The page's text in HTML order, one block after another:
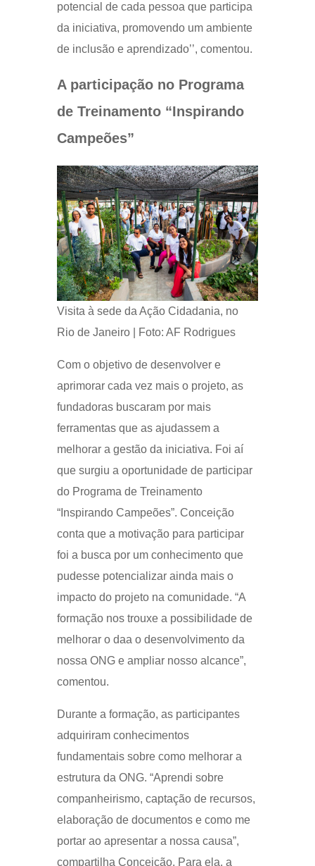
potencial de cada pessoa que participa
da iniciativa, promovendo um ambiente
de inclusão e aprendizado’’, comentou.
A participação no Programa
de Treinamento “Inspirando
Campeões”
Visita à sede da Ação Cidadania, no
Rio de Janeiro | Foto: AF Rodrigues
Com o objetivo de desenvolver e
aprimorar cada vez mais o projeto, as
fundadoras buscaram por mais
ferramentas que as ajudassem a
melhorar a gestão da iniciativa. Foi aí
que surgiu a oportunidade de participar
do Programa de Treinamento
“Inspirando Campeões”. Conceição
conta que a motivação para participar
foi a busca por um conhecimento que
pudesse potencializar ainda mais o
impacto do projeto na comunidade. “A
formação nos trouxe a possibilidade de
melhorar o daa o desenvolvimento da
nossa ONG e ampliar nosso alcance”,
comentou.
Durante a formação, as participantes
adquiriram conhecimentos
fundamentais sobre como melhorar a
estrutura da ONG. “Aprendi sobre
companheirismo, captação de recursos,
elaboração de documentos e como me
portar ao apresentar a nossa causa”,
compartilha Conceição. Para ela, a